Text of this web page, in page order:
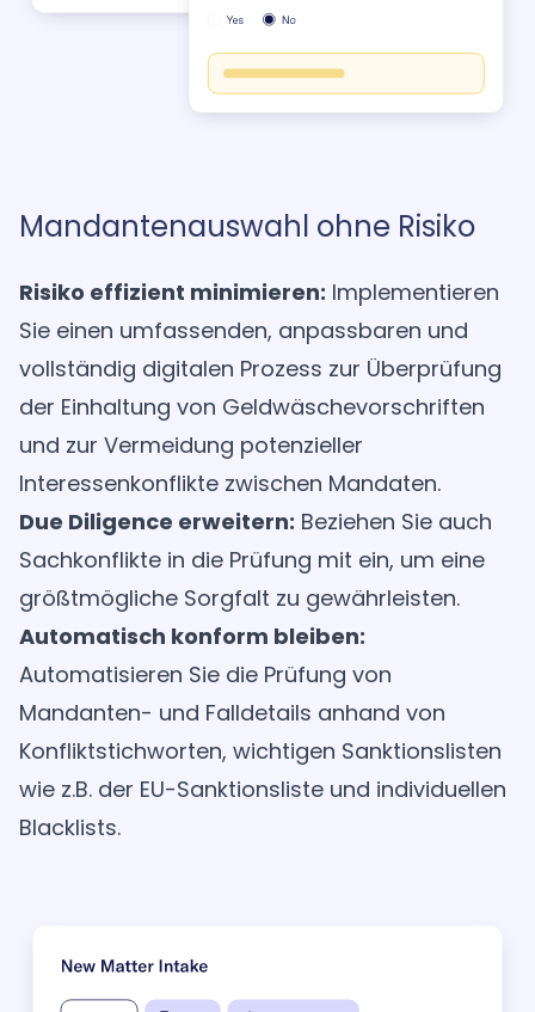
Mandantenauswahl ohne Risiko
Risiko effizient minimieren: Implementieren
Sie einen umfassenden, anpassbaren und
vollständig digitalen Prozess zur Überprüfung
der Einhaltung von Geldwäschevorschriften
und zur Vermeidung potenzieller
Interessenkonflikte zwischen Mandaten.
Due Diligence erweitern: Beziehen Sie auch
Sachkonflikte in die Prüfung mit ein, um eine
größtmögliche Sorgfalt zu gewährleisten.
Automatisch konform bleiben:
Automatisieren Sie die Prüfung von
Mandanten- und Falldetails anhand von
Konfliktstichworten, wichtigen Sanktionslisten
wie z.B. der EU-Sanktionsliste und individuellen
Blacklists.